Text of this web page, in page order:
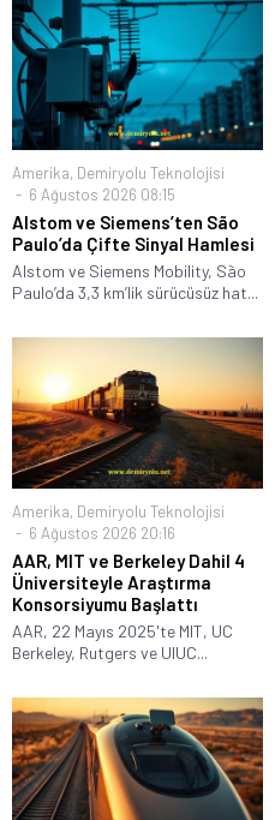
Amerika, Demiryolu Teknolojisi
6 Ağustos 2026 08:15
Alstom ve Siemens’ten São
Paulo’da Çifte Sinyal Hamlesi
Alstom ve Siemens Mobility, São
Paulo’da 3,3 km’lik sürücüsüz hat...
Amerika, Demiryolu Teknolojisi
6 Ağustos 2026 20:16
AAR, MIT ve Berkeley Dahil 4
Üniversiteyle Araştırma
Konsorsiyumu Başlattı
AAR, 22 Mayıs 2025'te MIT, UC
Berkeley, Rutgers ve UIUC...